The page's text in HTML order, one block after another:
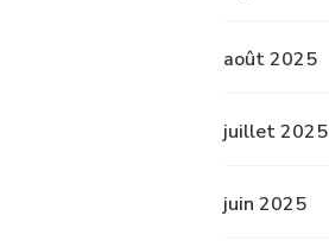
août 2025
juillet 2025
juin 2025